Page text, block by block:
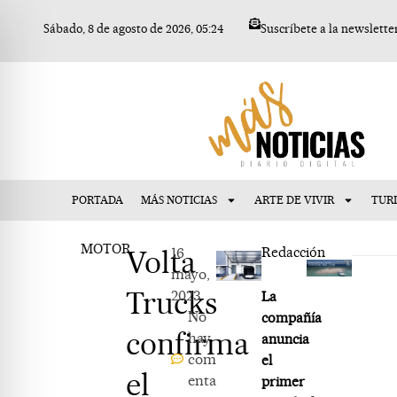
Sábado, 8 de agosto de 2026, 05:24 Suscríbete a la
PORTADA MÁS NOTICIAS ARTE DE VIVIR
MOTORVolta
Trucks
confirma
el
16
mayo,
2023
No
hay
com
enta
Redacción
La
compañía
anuncia
el
primer